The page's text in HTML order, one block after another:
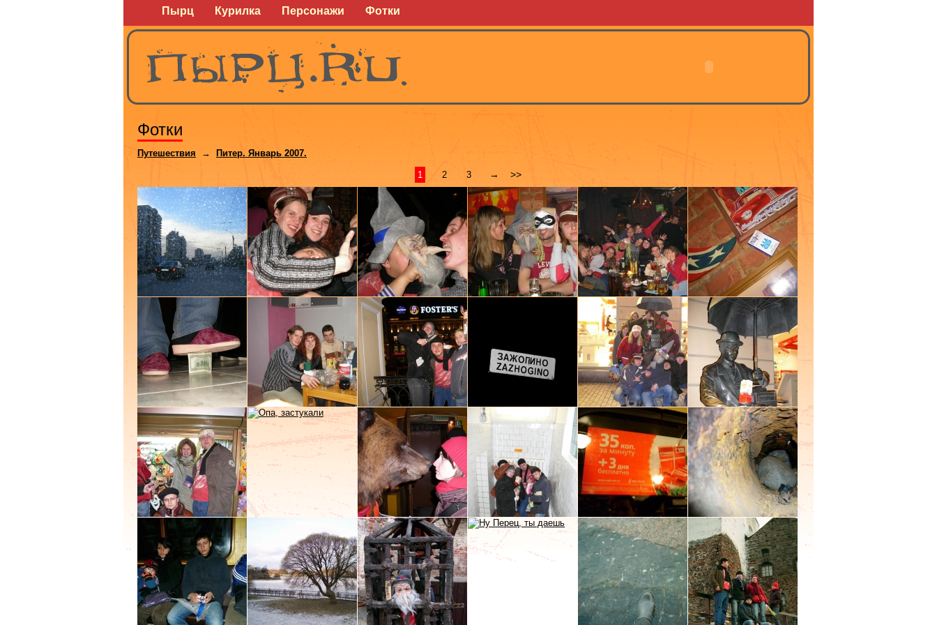
Пырц Курилка Персонажи Фотки
Фотки
Путешествия → Питер. Январь 2007.
1 2 3 → >>